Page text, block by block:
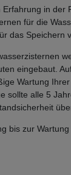
in der
für die
das Speichern
eingebaut.
Wartung
sollte alle 5
bis zur